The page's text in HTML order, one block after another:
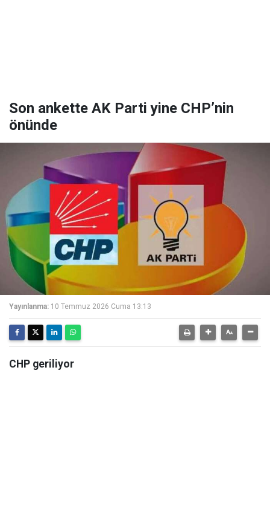
Son ankette AK Parti yine CHP’nin
önünde
Yayınlanma: 10 Temmuz 2026 Cuma 13:13
CHP geriliyor